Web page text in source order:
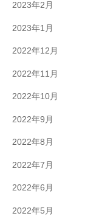
2023年2月
2023年1月
2022年12月
2022年11月
2022年10月
2022年9月
2022年8月
2022年7月
2022年6月
2022年5月